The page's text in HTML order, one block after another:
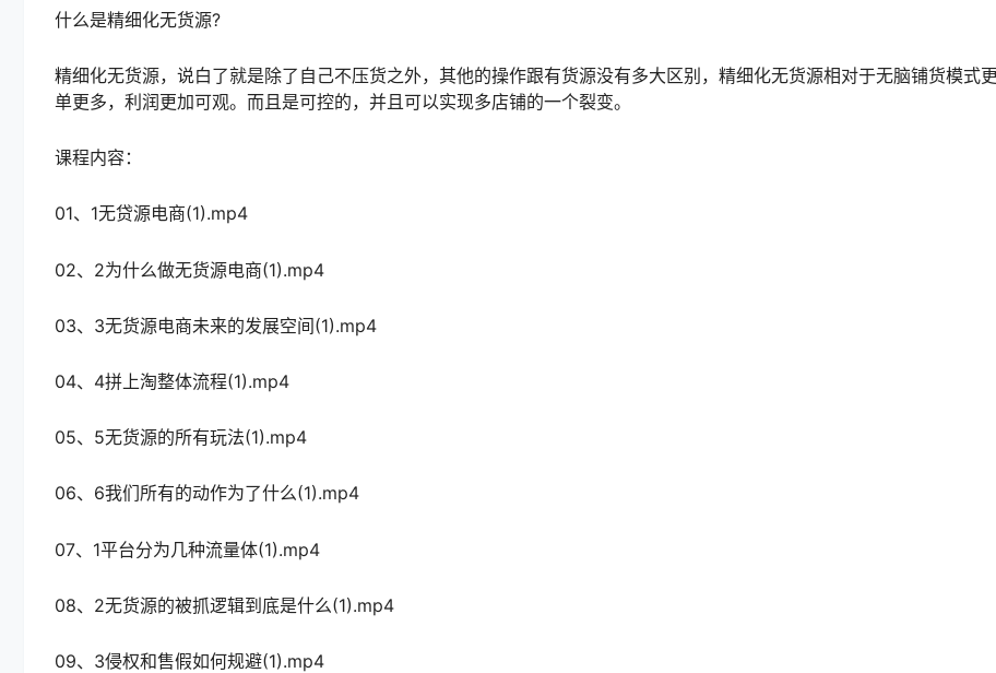
什么是精细化无货源?
精细化无货源，说白了就是除了自己不压货之外，其他的操作跟有货源没有多大区别，精细化无货源相对于无脑铺货模式
单更多，利润更加可观。而且是可控的，并且可以实现多店铺的一个裂变。
课程内容：
01、1无贷源电商(1).mp4
02、2为什么做无货源电商(1).mp4
03、3无货源电商未来的发展空间(1).mp4
04、4拼上淘整体流程(1).mp4
05、5无货源的所有玩法(1).mp4
06、6我们所有的动作为了什么(1).mp4
07、1平台分为几种流量体(1).mp4
08、2无货源的被抓逻辑到底是什么(1).mp4
09、3侵权和售假如何规避(1).mp4